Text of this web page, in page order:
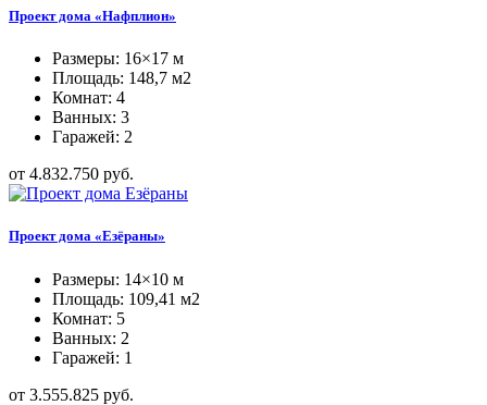
Проект дома «Нафплион»
Размеры: 16×17 м
Площадь: 148,7 м2
Комнат: 4
Ванных: 3
Гаражей: 2
от 4.832.750 руб.
Проект дома «Езёраны»
Размеры: 14×10 м
Площадь: 109,41 м2
Комнат: 5
Ванных: 2
Гаражей: 1
от 3.555.825 руб.